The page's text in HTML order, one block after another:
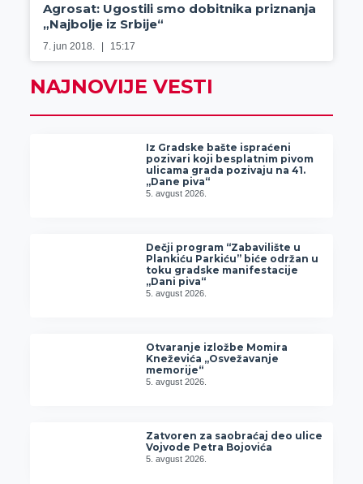
Agrosat: Ugostili smo dobitnika priznanja
„Najbolje iz Srbije“
7. jun 2018. 15:17
NAJNOVIJE VESTI
Iz Gradske bašte ispraćeni
pozivari koji besplatnim pivom
ulicama grada pozivaju na 41.
„Dane piva“
5. avgust 2026.
Dečji program “Zabavilište u
Plankiću Parkiću” biće održan u
toku gradske manifestacije
„Dani piva“
5. avgust 2026.
Otvaranje izložbe Momira
Kneževića „Osvežavanje
memorije“
5. avgust 2026.
Zatvoren za saobraćaj deo ulice
Vojvode Petra Bojovića
5. avgust 2026.